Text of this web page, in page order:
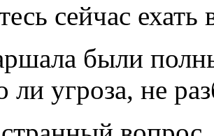
сейчас
были
ли угроза, не